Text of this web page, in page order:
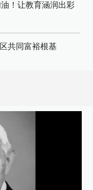
油！让教育涵润出彩
共同富裕根基